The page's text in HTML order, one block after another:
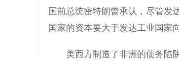
国前总统密特朗曾承认，尽管发
国家的资本要大于发达工业国家
美西方制造了非洲的债务陷阱